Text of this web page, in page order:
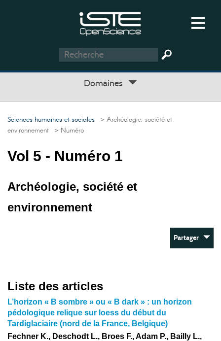
Domaines
Sciences humaines et sociales > Archéologie, société et
environnement > Numéro
Vol 5 - Numéro 1
Archéologie, société et
environnement
Partager
Liste des articles
L’horizon « B sombre » ou « B dark » : un horizon
pédologique relique sur loess du début du
Tardiglaciaire (nord de la France, Belgique)
Fechner K., Deschodt L., Broes F., Adam P., Bailly L.,